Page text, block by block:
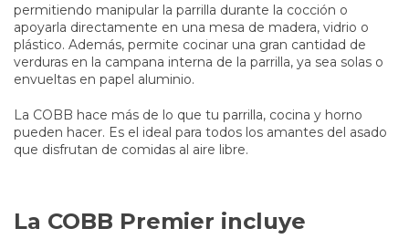
permitiendo manipular la parrilla durante la cocción o
apoyarla directamente en una mesa de madera, vidrio o
plástico. Además, permite cocinar una gran cantidad de
verduras en la campana interna de la parrilla, ya sea solas o
envueltas en papel aluminio.
La COBB hace más de lo que tu parrilla, cocina y horno
pueden hacer. Es el ideal para todos los amantes del asado
que disfrutan de comidas al aire libre.
La COBB Premier incluye